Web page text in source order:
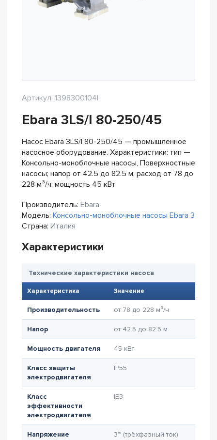
Артикул: 1398300104I
Ebara 3LS/I 80-250/45
Насос Ebara 3LS/I 80-250/45 — промышленное
насосное оборудование. Характеристики: тип —
Консольно-моноблочные насосы, Поверхностные
насосы; напор от 42.5 до 82.5 м; расход от 78 до
228 м³/ч; мощность 45 кВт.
Производитель: Ebara
Модель: Консольно-моноблочные насосы Ebara 3
Страна: Италия
Характеристики
Технические характеристики насоса
Характеристика Значение
Производительность от 78 до 228 м³/ч
Напор от 42.5 до 82.5 м
Мощность двигателя 45 кВт
Класс защиты
электродвигателя
IP55
Класс
эффективности
электродвигателя
IE3
Напряжение 3~ (трёхфазный ток)